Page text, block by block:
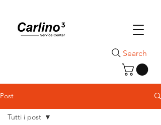
Search
Post
Tutti i post